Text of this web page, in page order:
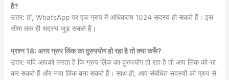
है?
उत्तर: हां, WhatsApp पर एक ग्रुप में अधिकतम 1024 सदस्य हो सकते हैं। इस
सीमा तक ही सदस्य जुड़ सकते हैं।
प्रश्न 18: अगर ग्रुप लिंक का दुरुपयोग हो रहा है तो क्या करूँ?
उत्तर: यदि आपको लगता है कि ग्रुप लिंक का दुरुपयोग हो रहा है तो आप लिंक को रद्द
कर सकते हैं और नया लिंक बना सकते हैं। साथ ही, आप संबंधित सदस्यों को ग्रुप से